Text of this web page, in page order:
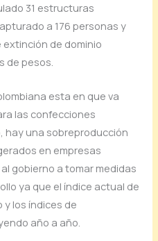
31 estructuras
a 176 personas y
de dominio
de pesos.
esta en que va
las confecciones
hay una sobreproducción
en empresas
gobierno a tomar medidas
ya que el índice actual de
los índices de
año a año.